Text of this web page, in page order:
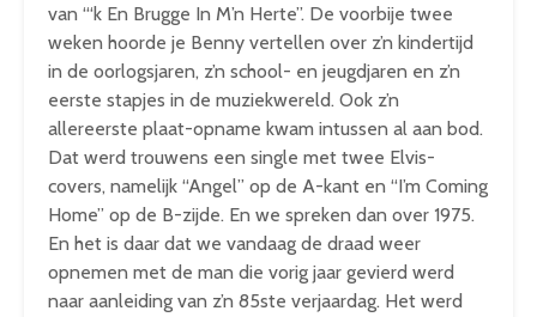
van “‘k En Brugge In M’n Herte”. De voorbije twee
weken hoorde je Benny vertellen over z’n kindertijd
in de oorlogsjaren, z’n school- en jeugdjaren en z’n
eerste stapjes in de muziekwereld. Ook z’n
allereerste plaat-opname kwam intussen al aan bod.
Dat werd trouwens een single met twee Elvis-
covers, namelijk “Angel” op de A-kant en “I’m Coming
Home” op de B-zijde. En we spreken dan over 1975.
En het is daar dat we vandaag de draad weer
opnemen met de man die vorig jaar gevierd werd
naar aanleiding van z’n 85ste verjaardag. Het werd